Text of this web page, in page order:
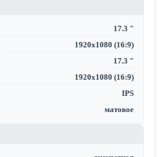
17.3 "
1920x1080 (16:9)
17.3 "
1920x1080 (16:9)
IPS
матовое